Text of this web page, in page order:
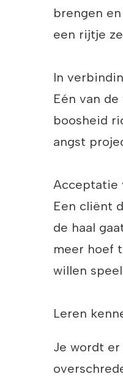
brengen
een rijtje
In
Eén van
boosheid
angst
Acceptatie
Een cliënt
de haal
meer hoef
willen
Leren
Je wordt